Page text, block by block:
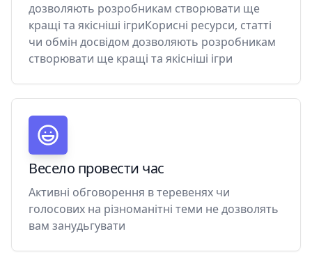
дозволяють розробникам створювати ще
кращі та якісніші ігриКорисні ресурси, статті
чи обмін досвідом дозволяють розробникам
створювати ще кращі та якісніші ігри
Весело провести час
Активні обговорення в теревенях чи
голосових на різноманітні теми не дозволять
вам занудьгувати